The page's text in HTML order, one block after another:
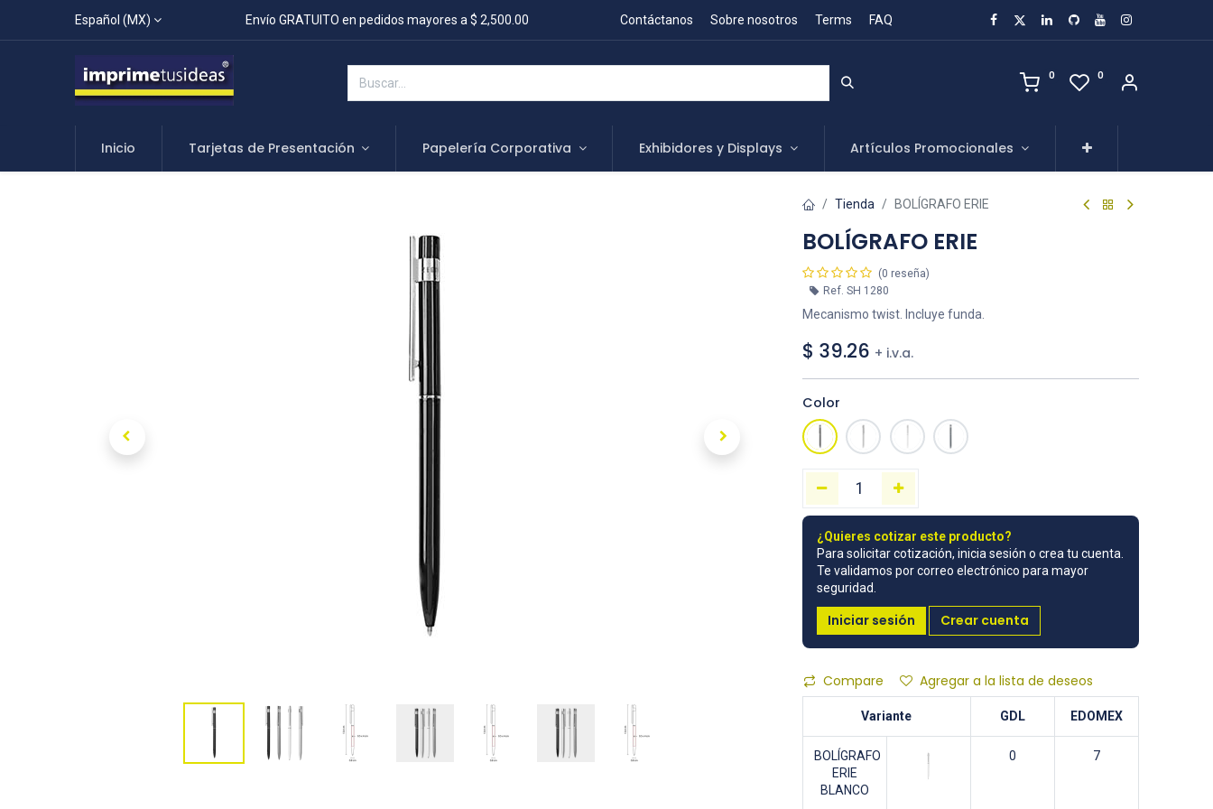
Español (MX) Envío GRATUITO en pedidos mayores a $ 2,500.00 Contáctanos Sobre nosotros Terms FAQ
0 0
Inicio Tarjetas de Presentación Papelería Corporativa Exhibidores y Displays Artículos Promocionales
Tienda BOLÍGRAFO ERIE
BOLÍGRAFO ERIE
(0 reseña)
Ref. SH 1280
Mecanismo twist. Incluye funda.
$ 39.26 + i.v.a.
Color
¿Quieres cotizar este producto?
Para solicitar cotización, inicia sesión o crea tu cuenta.
Te validamos por correo electrónico para mayor
seguridad.
Iniciar sesión Crear cuenta
Compare Agregar a la lista de deseos
Variante GDL EDOMEX
BOLÍGRAFO
ERIE
BLANCO
0 7